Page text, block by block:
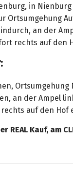
in
Ortsumgehung
an der
rechts auf den
an der Ampel
auf den Hof
Kauf, am